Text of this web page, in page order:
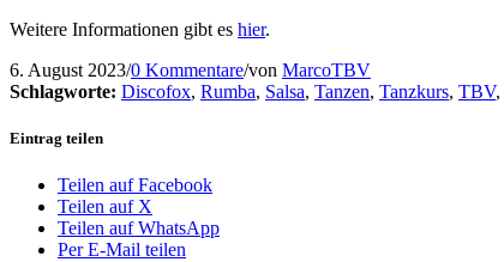
Weitere Informationen gibt es hier.
6. August 2023/0 Kommentare/von MarcoTBV
Schlagworte: Discofox, Rumba, Salsa, Tanzen, Tanzkurs, TBV,
Eintrag teilen
Teilen auf Facebook
Teilen auf X
Teilen auf WhatsApp
Per E-Mail teilen